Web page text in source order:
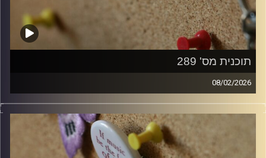
תוכנית מס' 289
08/02/2026
קלאסיקות רוק עם אורן הוף.
włodi